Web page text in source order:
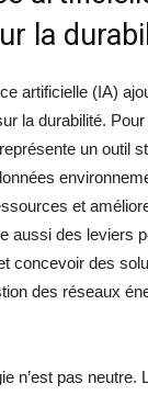
la
artificielle (IA)
la durabilité.
un outil
et
aussi des leviers
concevoir des
des réseaux
n’est pas neutre.